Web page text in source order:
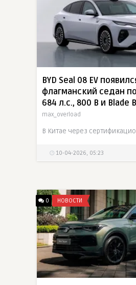
BYD Seal 08 EV
флагманский седан
684 л.с., 800 В и Blade
max_overload
10-04-2026, 05:23
0 НОВОСТИ